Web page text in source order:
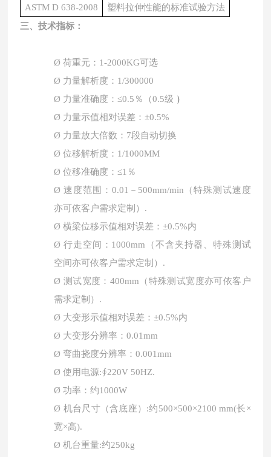
ASTM D 638-2008
塑料拉伸性能的标准试验方法
三、技术指标：
Ø荷重元：1-2000KG可选
Ø 力量解析度： 1/300000
Ø 力量准确度： ≤0.5％ （0.5级 ）
Ø 力量示值相对误差：±0.5%
Ø 力量放大倍数： 7段自动切换
Ø位移解析度： 1/1000MM
Ø位移准确度： ≤1％
Ø速度范围： 0.01－500mm/min（特殊测试速度
亦可依客户需求定制）.
Ø横梁位移示值相对误差：±0.5%内
Ø行走空间： 1000mm（不含夹持器、特殊测试
空间亦可依客户需求定制）.
Ø 测试宽度： 400mm（特殊测试宽度亦可依客户
需求定制）.
Ø 大变形示值相对误差：±0.5%内
Ø 大变形分辨率：0.01mm
Ø弯曲挠度分辨率：0.001mm
Ø使用电源:∮220V 50HZ.
Ø功率：约1000W
Ø 机台尺寸（含底座） :约500×500×2100 mm(长×
宽×高).
Ø机台重量:约250kg